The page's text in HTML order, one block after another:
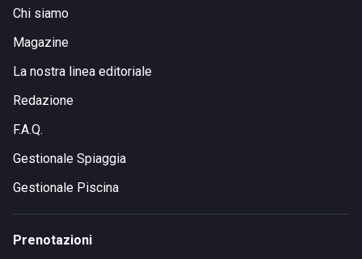
Chi siamo
Magazine
La nostra linea editoriale
Redazione
F.A.Q.
Gestionale Spiaggia
Gestionale Piscina
Prenotazioni